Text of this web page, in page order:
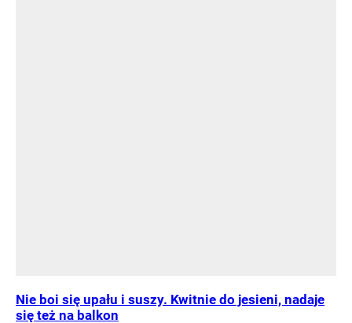
Nie boi się upału i suszy. Kwitnie do jesieni, nadaje
się też na balkon